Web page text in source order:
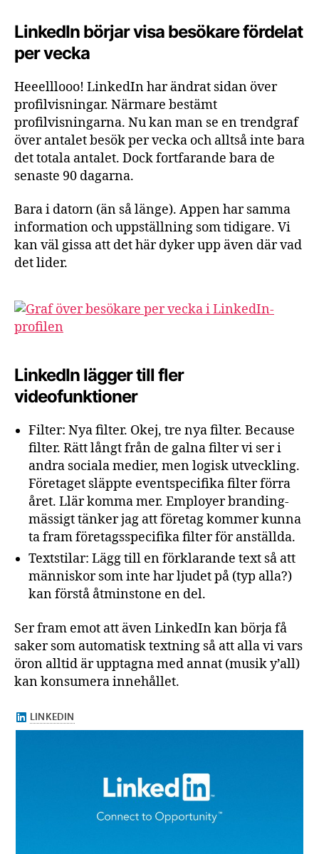
LinkedIn börjar visa besökare fördelat
per vecka
Heeelllooo! LinkedIn har ändrat sidan över
profilvisningar. Närmare bestämt
profilvisningarna. Nu kan man se en trendgraf
över antalet besök per vecka och alltså inte bara
det totala antalet. Dock fortfarande bara de
senaste 90 dagarna.
Bara i datorn (än så länge). Appen har samma
information och uppställning som tidigare. Vi
kan väl gissa att det här dyker upp även där vad
det lider.
LinkedIn lägger till fler
videofunktioner
Filter: Nyafilter. Okej, tre nyafilter. Because
filter. Rättlångtfrån de galnafiltervi seri
andra socialamedier, menlogiskutveckling.
Företaget släppte eventspecifikafilterförra
året. Llärkommamer. Employerbranding-
mässigttänkerjag attföretagkommerkunna
taframföretagsspecifikafilterför anställda.
Textstilar: Läggtill enförklarande text så att
människor sominte harljudetpå (typ alla?)
kanförstå åtminstone en del.
Ser fram emot att även LinkedIn kan börja få
saker som automatisk textning så att alla vi vars
öron alltid är upptagna med annat (musik y’all)
kan konsumera innehållet.